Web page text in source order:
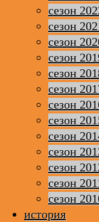
сезон
сезон
сезон
сезон
сезон
сезон
сезон
сезон
сезон
сезон
сезон
сезон
сезон
история